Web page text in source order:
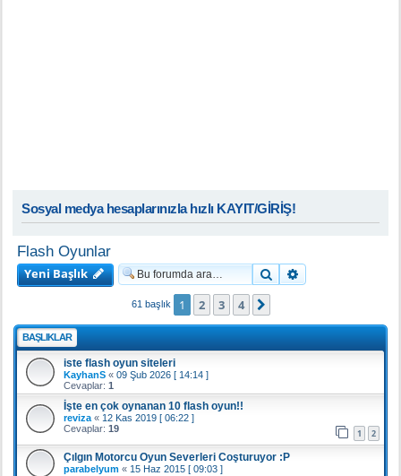
Sosyal medya hesaplarınızla hızlı KAYIT/GİRİŞ!
Flash Oyunlar
Yeni Başlık
Ara
61 başlık 1 2 3 4
BAŞLIKLAR
iste flash oyun siteleri
KayhanS « 09 Şub 2026 [ 14:14 ]
Cevaplar: 1
İşte en çok oynanan 10 flash oyun!!
reviza « 12 Kas 2019 [ 06:22 ]
Cevaplar: 19 1 2
Çılgın Motorcu Oyun Severleri Coşturuyor :P
parabelyum « 15 Haz 2015 [ 09:03 ]